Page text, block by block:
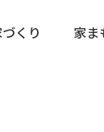
くり 家ま